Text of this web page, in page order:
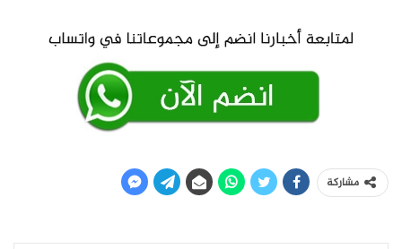
مشاركة